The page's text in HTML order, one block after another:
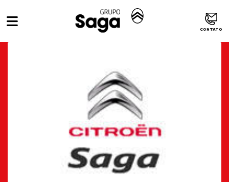
CONTATO